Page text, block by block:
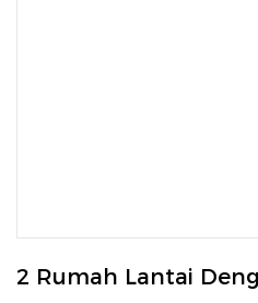
2 Rumah Lantai